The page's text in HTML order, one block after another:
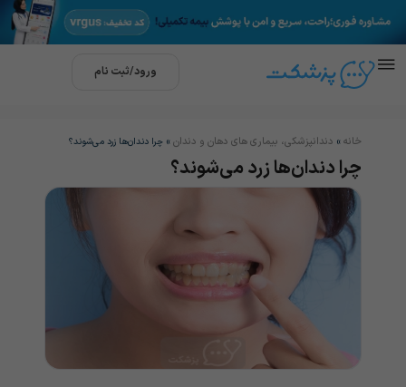
ورود/ثبت نام
خانه » دندانپزشکی، بیماری های دهان و دندان » چرا دندان‌‌‌‌‌‌‌‌‌‌‌‌‌‌‌‌‌‌‌‌‌‌‌‌‌‌‌‌‌‌‌‌‌‌‌‌‌‌ها زرد می‌‌‌‌‌‌‌‌‌‌‌‌‌شوند؟
چرا دندان‌‌‌‌‌‌‌‌‌‌‌‌‌‌‌‌‌‌‌‌‌‌‌‌‌‌‌‌‌‌‌‌‌‌‌‌‌‌ها زرد می‌‌‌‌‌‌‌‌‌‌‌‌‌شوند؟